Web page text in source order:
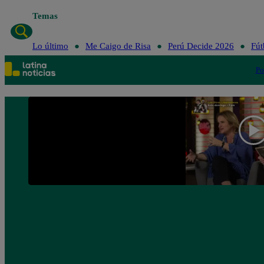
Temas
Lo último Me Caigo de Risa Perú Decide 2026